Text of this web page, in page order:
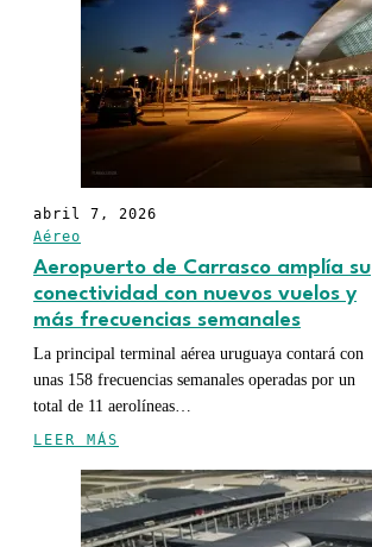
abril 7, 2026
Aéreo
Aeropuerto de Carrasco amplía su
conectividad con nuevos vuelos y
más frecuencias semanales
La principal terminal aérea uruguaya contará con
unas 158 frecuencias semanales operadas por un
total de 11 aerolíneas…
LEER MÁS